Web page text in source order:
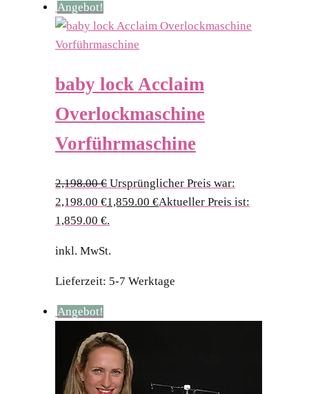
Angebot!
baby lock Acclaim
Overlockmaschine
Vorführmaschine
2,198.00€ Ursprünglicher Preis war:
2,198.00 €1,859.00 €Aktueller Preis ist:
1,859.00 €.
inkl. MwSt.
Lieferzeit: 5-7 Werktage
Angebot!